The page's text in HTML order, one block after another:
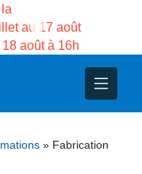
au 17 août
août à 16h
» Fabrication